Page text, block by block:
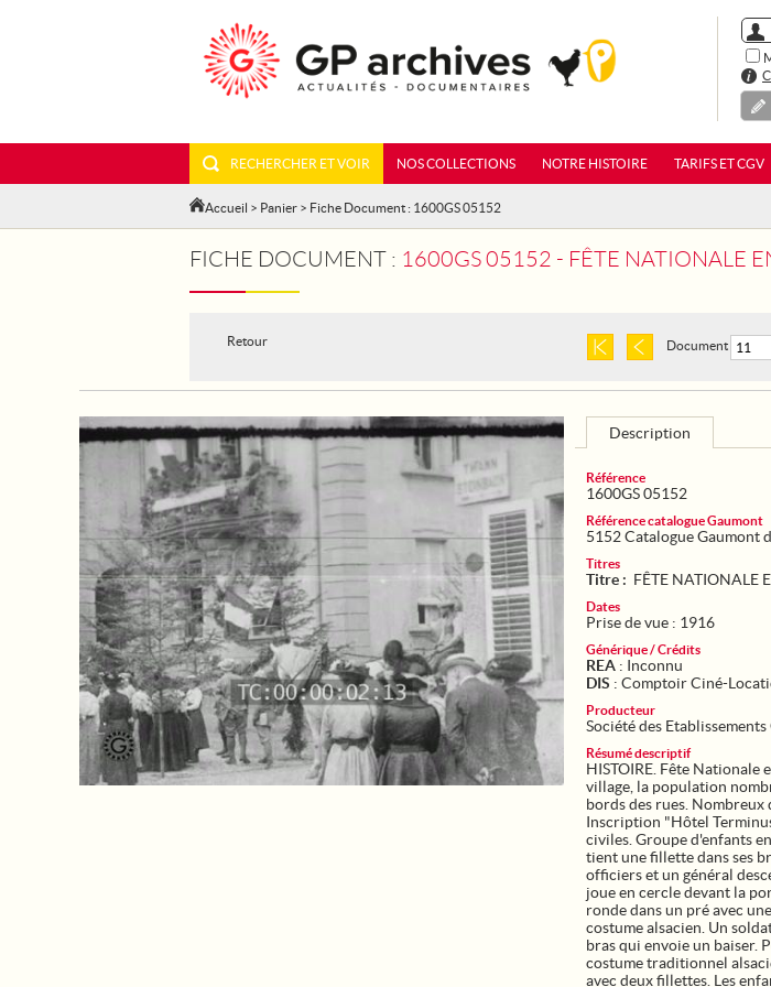
RECHERCHER ET VOIR NOS COLLECTIONS NOTRE HISTOIRE TARIFS ET CGV
Accueil > Panier > Fiche Document : 1600GS 05152
FICHE DOCUMENT : 1600GS 05152 - FÊTE NATIONALE
Retour Document
Description
Référence
1600GS 05152
Référence catalogue Gaumont
5152 Catalogue Gaumont
Titres
Titre : FÊTE NATIONALE
Dates
Prise de vue : 1916
Générique / Crédits
REA : Inconnu
DIS : Comptoir Ciné-
Producteur
Société des
Résumé descriptif
HISTOIRE. Fête Nationale
village, la population
bords des rues. Nombreux
Inscription "Hôtel
civiles. Groupe d'enfants
tient une fillette dans ses
officiers et un général
joue en cercle devant la
ronde dans un pré avec
costume alsacien. Un
bras qui envoie un baiser.
costume traditionnel
avec deux fillettes. Les